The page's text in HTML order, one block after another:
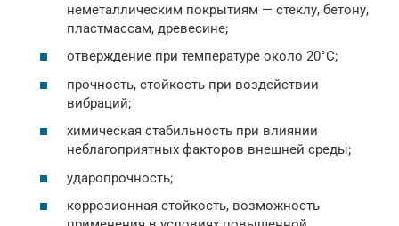
неметаллическим покрытиям — стеклу, бетону,
пластмассам, древесине;
отверждение при температуре около 20°С;
прочность, стойкость при воздействии
вибраций;
химическая стабильность при влиянии
неблагоприятных факторов внешней среды;
ударопрочность;
коррозионная стойкость, возможность